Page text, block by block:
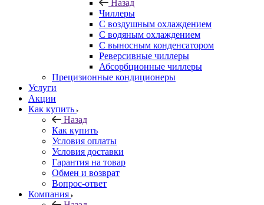
Назад
Чиллеры
С воздушным охлаждением
С водяным охлаждением
С выносным конденсатором
Реверсивные чиллеры
Абсорбционные чиллеры
Прецизионные кондиционеры
Услуги
Акции
Как купить
Назад
Как купить
Условия оплаты
Условия доставки
Гарантия на товар
Обмен и возврат
Вопрос-ответ
Компания